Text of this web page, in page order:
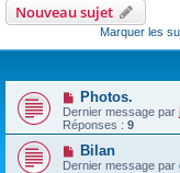
Nouveau sujet
Marquer les
Photos.
Dernier message par
Réponses : 9
Bilan
Dernier message par